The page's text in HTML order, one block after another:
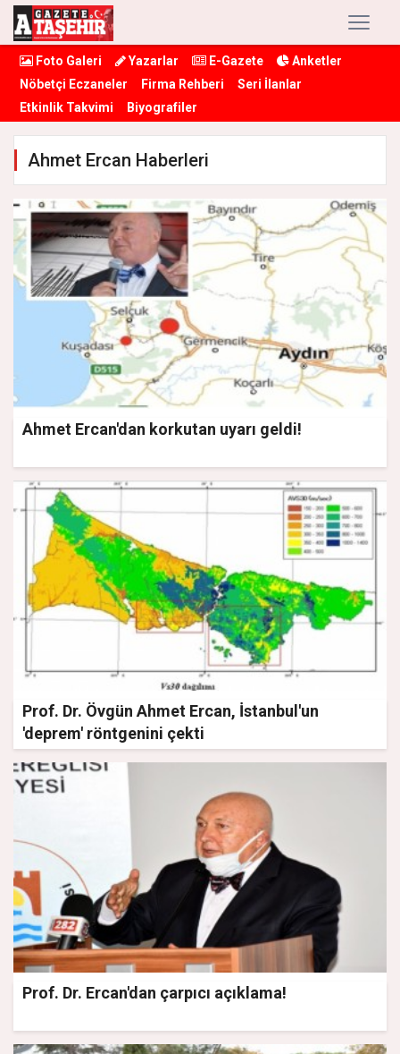
Foto Galeri Yazarlar E-Gazete
Anketler
Nöbetçi Eczaneler
Firma Rehberi
Seri İlanlar
Etkinlik Takvimi
Biyografiler
Ahmet Ercan Haberleri
Ahmet Ercan'dan korkutan uyarı geldi!
Prof. Dr. Övgün Ahmet Ercan, İstanbul'un
'deprem' röntgenini çekti
Prof. Dr. Ercan'dan çarpıcı açıklama!